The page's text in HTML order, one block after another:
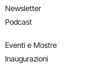
Newsletter
Podcast
Eventi e Mostre
Inaugurazioni